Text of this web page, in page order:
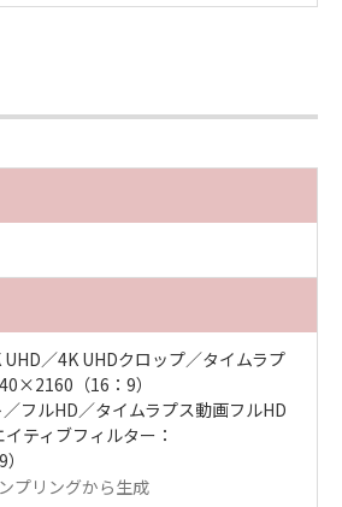
UHD／4K UHDクロップ／タイムラプ
（16：9）
フルHD／タイムラプス動画フルHD
ティブフィルター：
プリングから生成